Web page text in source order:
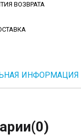
ВОЗВРАТА
ИНФОРМАЦИЯ
(0)